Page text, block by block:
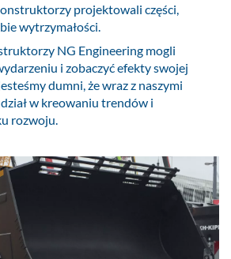
projektowali części,
wytrzymałości.
NG Engineering mogli
i zobaczyć efekty swojej
dumni, że wraz z naszymi
w kreowaniu trendów i
rozwoju.